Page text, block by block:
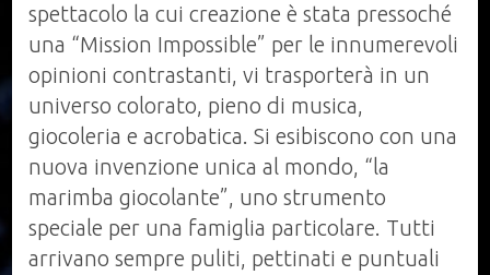
spettacolo la cui creazione è stata pressoché
una “Mission Impossible” per le innumerevoli
opinioni contrastanti, vi trasporterà in un
universo colorato, pieno di musica,
giocoleria e acrobatica. Si esibiscono con una
nuova invenzione unica al mondo, “la
marimba giocolante”, uno strumento
speciale per una famiglia particolare. Tutti
arrivano sempre puliti, pettinati e puntuali